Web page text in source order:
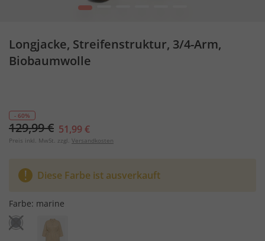
1
Longjacke, Streifenstruktur, 3/4-Arm,
Biobaumwolle
- 60%
129,99 € 51,99 €
Preis inkl. MwSt. zzgl. Versandkosten
Diese Farbe ist ausverkauft
Farbe: marine